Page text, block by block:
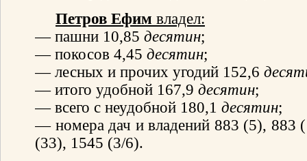
Петров Ефим владел:
— пашни 10,85 десятин;
— покосов 4,45 десятин;
— лесных и прочих угодий 152,6
— итого удобной 167,9 десятин;
— всего с неудобной 180,1 десятин;
— номера дач и владений 883 (5), 883
(33), 1545 (3/6).